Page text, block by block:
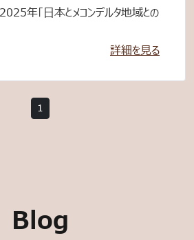
年「日本とメコンデルタ地域との
詳細を見る
1
Blog